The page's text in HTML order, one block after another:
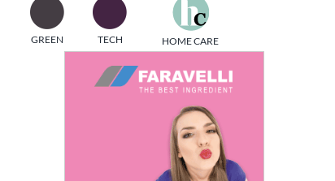
GREEN TECH HOME CARE